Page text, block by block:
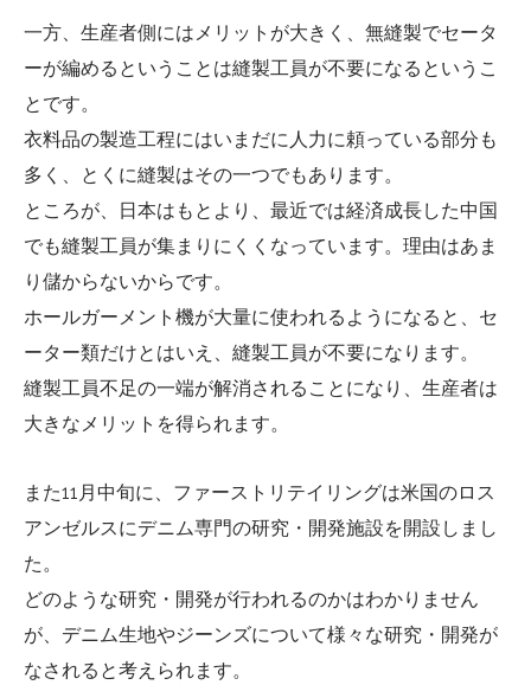
一方、生産者側にはメリットが大きく、無縫製でセータ
ーが編めるということは縫製工員が不要になるというこ
とです。
衣料品の製造工程にはいまだに人力に頼っている部分も
多く、とくに縫製はその一つでもあります。
ところが、日本はもとより、最近では経済成長した中国
でも縫製工員が集まりにくくなっています。理由はあま
り儲からないからです。
ホールガーメント機が大量に使われるようになると、セ
ーター類だけとはいえ、縫製工員が不要になります。
縫製工員不足の一端が解消されることになり、生産者は
大きなメリットを得られます。
また11月中旬に、ファーストリテイリングは米国のロス
アンゼルスにデニム専門の研究・開発施設を開設しまし
た。
どのような研究・開発が行われるのかはわかりません
が、デニム生地やジーンズについて様々な研究・開発が
なされると考えられます。